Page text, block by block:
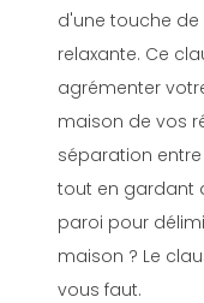
d'une touche
relaxante. Ce
agrémenter
maison de vos
séparation
tout en gardant
paroi pour
maison ? Le
vous faut.